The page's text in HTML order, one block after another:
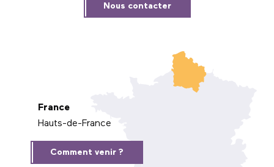
Nous contacter
France
Hauts-de-France
Comment venir ?